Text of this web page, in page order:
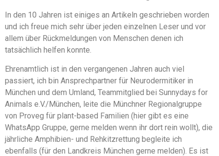
In den 10 Jahren ist einiges an Artikeln geschrieben worden
und ich freue mich sehr über jeden einzelnen Leser und vor
allem über Rückmeldungen von Menschen denen ich
tatsächlich helfen konnte.
Ehrenamtlich ist in den vergangenen Jahren auch viel
passiert, ich bin Ansprechpartner für Neurodermitiker in
München und dem Umland, Teammitglied bei Sunnydays for
Animals e.V./München, leite die Münchner Regionalgruppe
von Proveg für plant-based Familien (hier gibt es eine
WhatsApp Gruppe, gerne melden wenn ihr dort rein wollt), die
jährliche Amphibien- und Rehkitzrettung begleite ich
ebenfalls (für den Landkreis München gerne melden). Es ist